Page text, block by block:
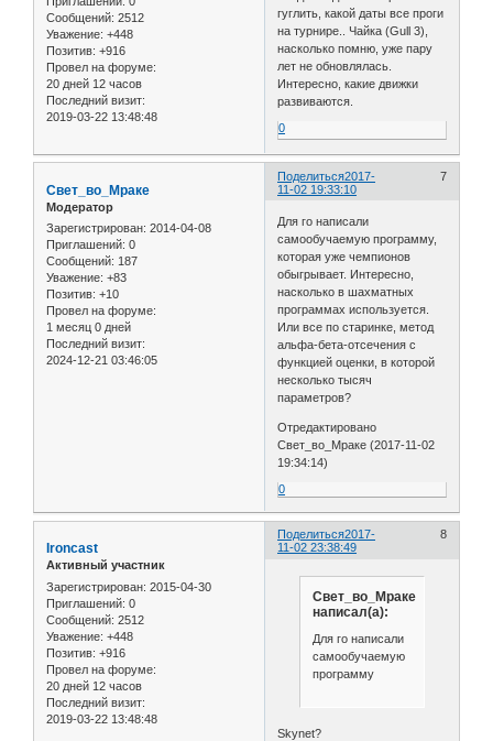
Сообщений: 2512
Уважение: +448
Позитив: +916
Провел на форуме:
20 дней 12 часов
Последний визит:
2019-03-22 13:48:48
гуглить, какой даты все проги
на турнире.. Чайка (Gull 3),
насколько помню, уже пару
лет не обновлялась.
Интересно, какие движки
развиваются.
0
Поделиться 7
2017-
11-02 19:33:10
Свет_во_Мраке
Модератор
Зарегистрирован: 2014-04-08
Приглашений: 0
Сообщений: 187
Уважение: +83
Позитив: +10
Провел на форуме:
1 месяц 0 дней
Последний визит:
2024-12-21 03:46:05
Для го написали
самообучаемую программу,
которая уже чемпионов
обыгрывает. Интересно,
насколько в шахматных
программах используется.
Или все по старинке, метод
альфа-бета-отсечения с
функцией оценки, в которой
несколько тысяч
параметров?
Отредактировано
Свет_во_Мраке (2017-11-02
19:34:14)
0
Поделиться 8
2017-
11-02 23:38:49
Ironcast
Активный участник
Зарегистрирован: 2015-04-30
Приглашений: 0
Сообщений: 2512
Уважение: +448
Позитив: +916
Провел на форуме:
20 дней 12 часов
Последний визит:
2019-03-22 13:48:48
Свет_во_Мраке
написал(а):
Для го написали
самообучаемую
программу
Skynet?